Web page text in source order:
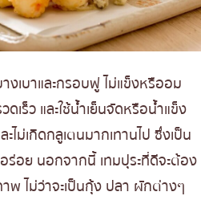
งเบาและกรอบฟู ไม่แข็งหรืออม
เร็ว และใช้น้ำเย็นจัดหรือน้ำแข็ง
ไม่เกิดกลูเตนมากเทานไป ซึ่งเป็น
ร่อย นอกจากนี้ เทมปุระที่ดีจะต้อง
ไม่ว่าจะเป็นกุ้ง ปลา ผักต่างๆ